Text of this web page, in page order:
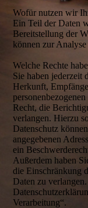
Wofür nutzen wir
Ein Teil der Daten
Bereitstellung der
können zur Analyse
Welche Rechte
Sie haben jederzeit
Herkunft,
Recht, die
verlangen. Hierzu
Datenschutz
angegebenen
ein
Außerdem haben
die Einschränkung
Daten zu
Verarbeitung“.